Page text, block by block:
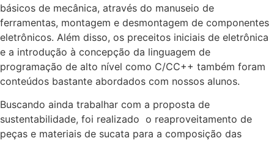
básicos de mecânica, através do manuseio de
ferramentas, montagem e desmontagem de componentes
eletrônicos. Além disso, os preceitos iniciais de eletrônica
e a introdução à concepção da linguagem de
programação de alto nível como C/CC++ também foram
conteúdos bastante abordados com nossos alunos.
Buscando ainda trabalhar com a proposta de
sustentabilidade, foi realizado o reaproveitamento de
peças e materiais de sucata para a composição das